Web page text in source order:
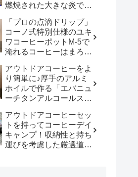
燃焼された大きな炎でチ
沸かしてコーヒーを楽し
む。
「プロの点滴ドリップ」
コーノ式特別仕様のユキ
ワコーヒーポットM-5で
淹れるコーヒーはまろや
アウトドアコーヒーをよ
り簡単に♪厚手のアルミ
ホイルで作る「エバニュ
ーチタンアルコールスト
手は既製品以上？？
アウトドアコーヒーセッ
トを持ってコーヒーデイ
キャンプ！収納性と持ち
運びを考慮した厳選道具